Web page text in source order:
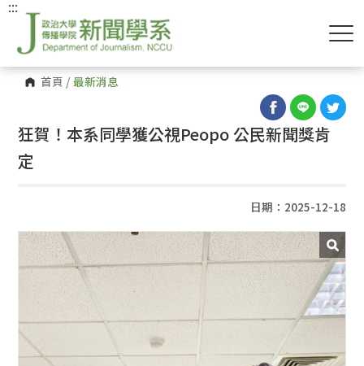
首頁 / 最新消息
:::
狂賀！本系同學獲公視Peopo 公民新聞獎肯
定
日期：2025-12-18